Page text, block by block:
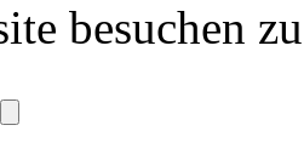
besuchen